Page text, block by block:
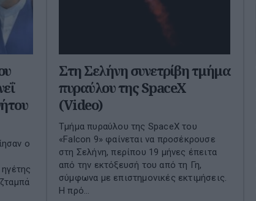
ο
Στη Σελήνη συνετρίβη τμήμα
πυραύλου της SpaceX
(Video)
Τμήμα πυραύλου της SpaceX του
«Falcon 9» φαίνεται να προσέκρουσε
στη Σελήνη, περίπου 19 μήνες έπειτα
από την εκτόξευσή του από τη Γη,
σύμφωνα με επιστημονικές εκτιμήσεις.
Η πρό...